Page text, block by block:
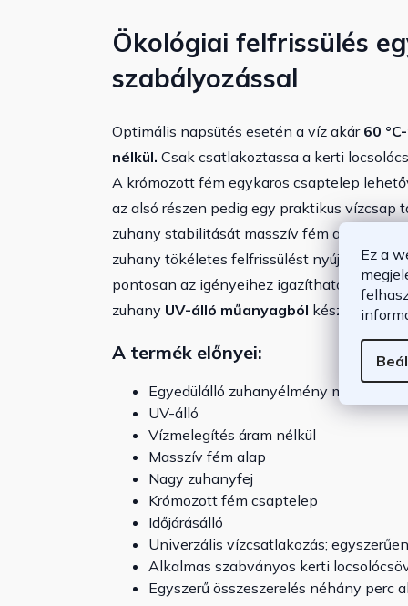
Ez a
Ökológiai felfrissülés
szabályozással
Optimális napsütés esetén a víz akár 60
nélkül. Csak csatlakoztassa a kerti
A krómozott fém egykaros csaptelep
az alsó részen pedig egy praktikus vízcsap
zuhany stabilitását masszív fém alap
zuhany tökéletes felfrissülést nyújt, és a
pontosan az igényeihez igazítható. A
zuhany UV-álló műanyagból készült,
A termék előnyei:
Egyedülálló zuhanyélmény
UV-álló
Vízmelegítés áram nélkül
Masszív fém alap
Nagy zuhanyfej
Krómozott fém csaptelep
Időjárásálló
Univerzális vízcsatlakozás;
Alkalmas szabványos kerti
Egyszerű összeszerelés néhány perc